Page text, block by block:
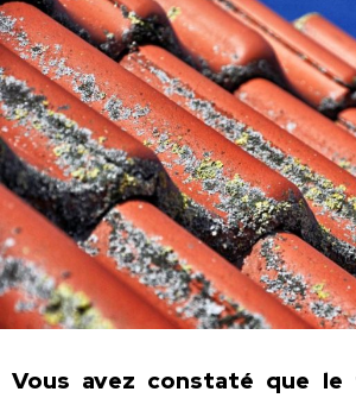
Vous avez constaté que